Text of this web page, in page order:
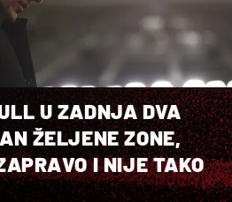
U ZADNJA DVA
ŽELJENE ZONE,
I NIJE TAKO